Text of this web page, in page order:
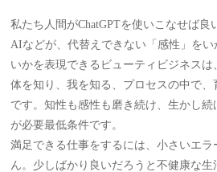
私たち人間がChatGPTを使いこなせば良
AIなどが、代替えできない「感性」を
いかを表現できるビューティビジネスは
体を知り、我を知る、プロセスの中で、
です。知性も感性も磨き続け、生かし
が必要最低条件です。
満足できる仕事をするには、小さいエ
ん。少しばかり良いだろうと不健康な生